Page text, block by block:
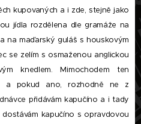
kupovaných a i zde, stejně jako
jídla rozdělena dle gramáže na
na maďarský guláš s houskovým
se zelím s osmaženou anglickou
knedlem. Mimochodem ten
a pokud ano, rozhodně ne z
přidávám kapučíno a i tady
kapučíno s opravdovou